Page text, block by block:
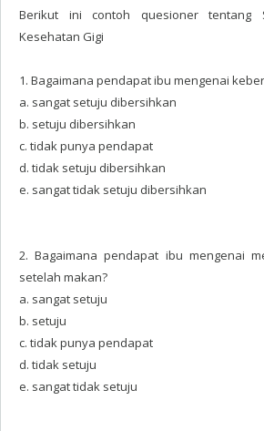
Berikut ini contoh quesioner tentang
Kesehatan Gigi
1. Bagaimana pendapat ibu mengenai
a. sangat setuju dibersihkan
b. setuju dibersihkan
c. tidak punya pendapat
d. tidak setuju dibersihkan
e. sangat tidak setuju dibersihkan
2. Bagaimana pendapat ibu mengenai
setelah makan?
a. sangat setuju
b. setuju
c. tidak punya pendapat
d. tidak setuju
e. sangat tidak setuju